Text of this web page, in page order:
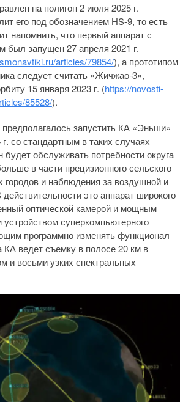
на полигон 2 июля 2025 г.
его под обозначением HS-9, то есть
напомнить, что первый аппарат с
был запущен 27 апреля 2021 г.
articles/79854/), а прототипом
следует считать «Жичжао-3»,
15 января 2023 г. (https://novosti-
85528/).
предполагалось запустить КА «Эньши»
со стандартным в таких случаях
будет обслуживать потребности округа
в части прецизионного сельского
городов и наблюдения за воздушной и
это аппарат широкого
оптической камерой и мощным
суперкомпьютерного
программно изменять функционал
КА ведет съемку в полосе 20 км в
и восьми узких спектральных